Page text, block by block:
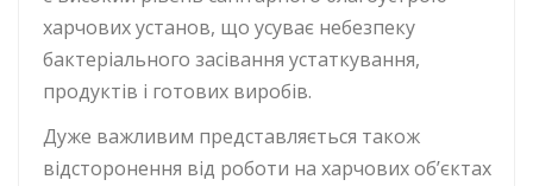
харчових установ, що усуває небезпеку
бактеріального засівання устаткування,
продуктів і готових виробів.
Дуже важливим представляється також
відсторонення від роботи на харчових об’єктах